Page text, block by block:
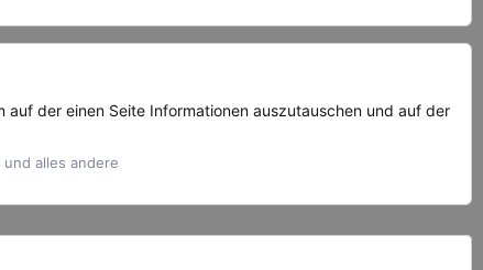
der einen Seite Informationen auszutauschen und auf der
alles andere